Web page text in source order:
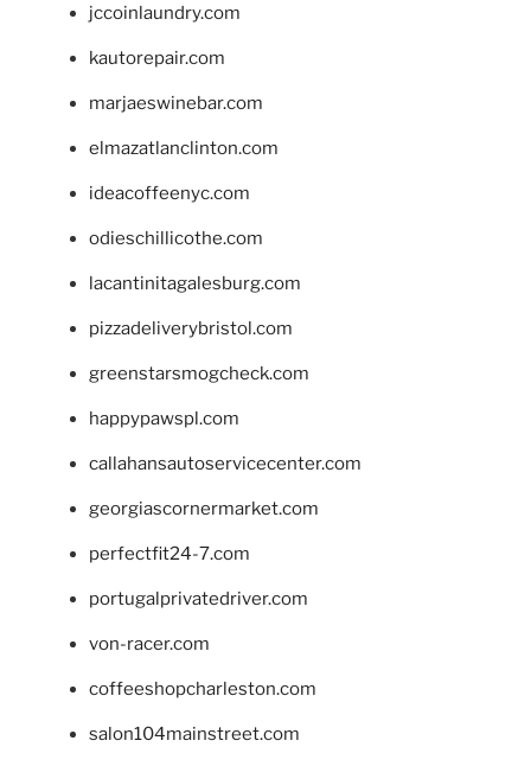
jccoinlaundry.com
kautorepair.com
marjaeswinebar.com
elmazatlanclinton.com
ideacoffeenyc.com
odieschillicothe.com
lacantinitagalesburg.com
pizzadeliverybristol.com
greenstarsmogcheck.com
happypawspl.com
callahansautoservicecenter.com
georgiascornermarket.com
perfectfit24-7.com
portugalprivatedriver.com
von-racer.com
coffeeshopcharleston.com
salon104mainstreet.com